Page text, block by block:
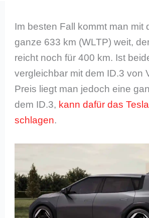
Im besten Fall kommt man mit
ganze 633 km (WLTP) weit,
reicht noch für 400 km. Ist
vergleichbar mit dem ID.3 von
Preis liegt man jedoch eine
dem ID.3, kann dafür das
schlagen.